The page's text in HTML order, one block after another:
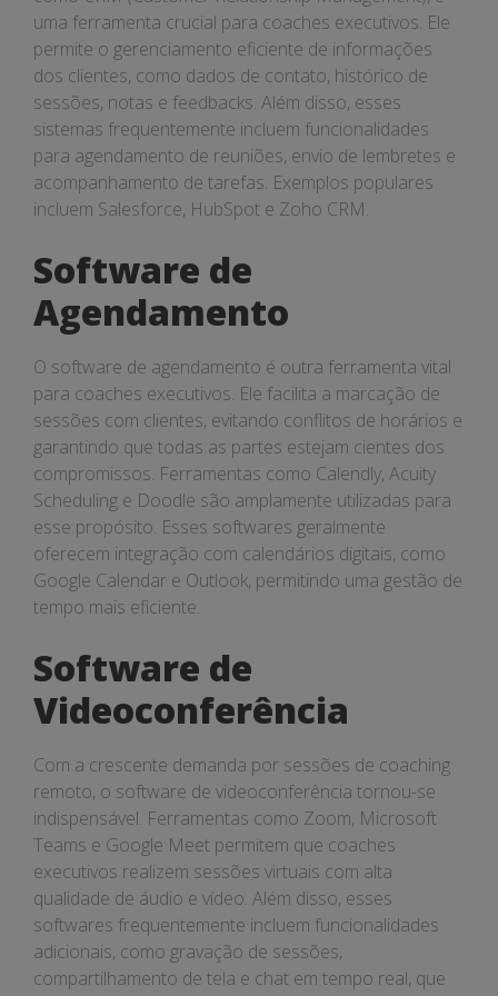
uma ferramenta crucial para coaches executivos. Ele
permite o gerenciamento eficiente de informações
dos clientes, como dados de contato, histórico de
sessões, notas e feedbacks. Além disso, esses
sistemas frequentemente incluem funcionalidades
para agendamento de reuniões, envio de lembretes e
acompanhamento de tarefas. Exemplos populares
incluem Salesforce, HubSpot e Zoho CRM.
Software de
Agendamento
O software de agendamento é outra ferramenta vital
para coaches executivos. Ele facilita a marcação de
sessões com clientes, evitando conflitos de horários e
garantindo que todas as partes estejam cientes dos
compromissos. Ferramentas como Calendly, Acuity
Scheduling e Doodle são amplamente utilizadas para
esse propósito. Esses softwares geralmente
oferecem integração com calendários digitais, como
Google Calendar e Outlook, permitindo uma gestão de
tempo mais eficiente.
Software de
Videoconferência
Com a crescente demanda por sessões de coaching
remoto, o software de videoconferência tornou-se
indispensável. Ferramentas como Zoom, Microsoft
Teams e Google Meet permitem que coaches
executivos realizem sessões virtuais com alta
qualidade de áudio e vídeo. Além disso, esses
softwares frequentemente incluem funcionalidades
adicionais, como gravação de sessões,
compartilhamento de tela e chat em tempo real, que